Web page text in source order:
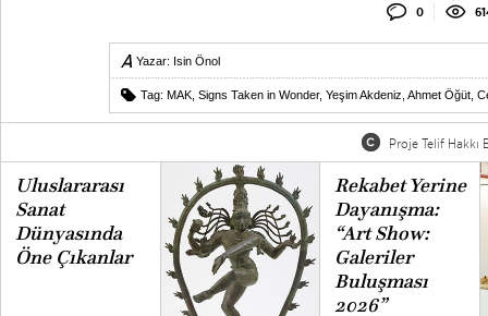
0
Yazar: Isin Önol
Tag: MAK Signs Taken in Wonder, Yeşim Akdeniz Ahmet Öğüt
Proje Telif Hakkı
Uluslararası
Sanat
Dünyasında
Öne Çıkanlar
Rekabet Yerine
Dayanışma:
“Art Show:
Galeriler
Buluşması
2026”